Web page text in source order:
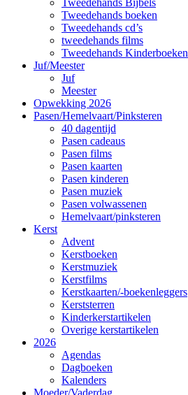
Tweedehands Bijbels
Tweedehands boeken
Tweedehands cd’s
tweedehands films
Tweedehands Kinderboeken
Juf/Meester
Juf
Meester
Opwekking 2026
Pasen/Hemelvaart/Pinksteren
40 dagentijd
Pasen cadeaus
Pasen films
Pasen kaarten
Pasen kinderen
Pasen muziek
Pasen volwassenen
Hemelvaart/pinksteren
Kerst
Advent
Kerstboeken
Kerstmuziek
Kerstfilms
Kerstkaarten/-boekenleggers
Kerststerren
Kinderkerstartikelen
Overige kerstartikelen
2026
Agendas
Dagboeken
Kalenders
Moeder/Vaderdag